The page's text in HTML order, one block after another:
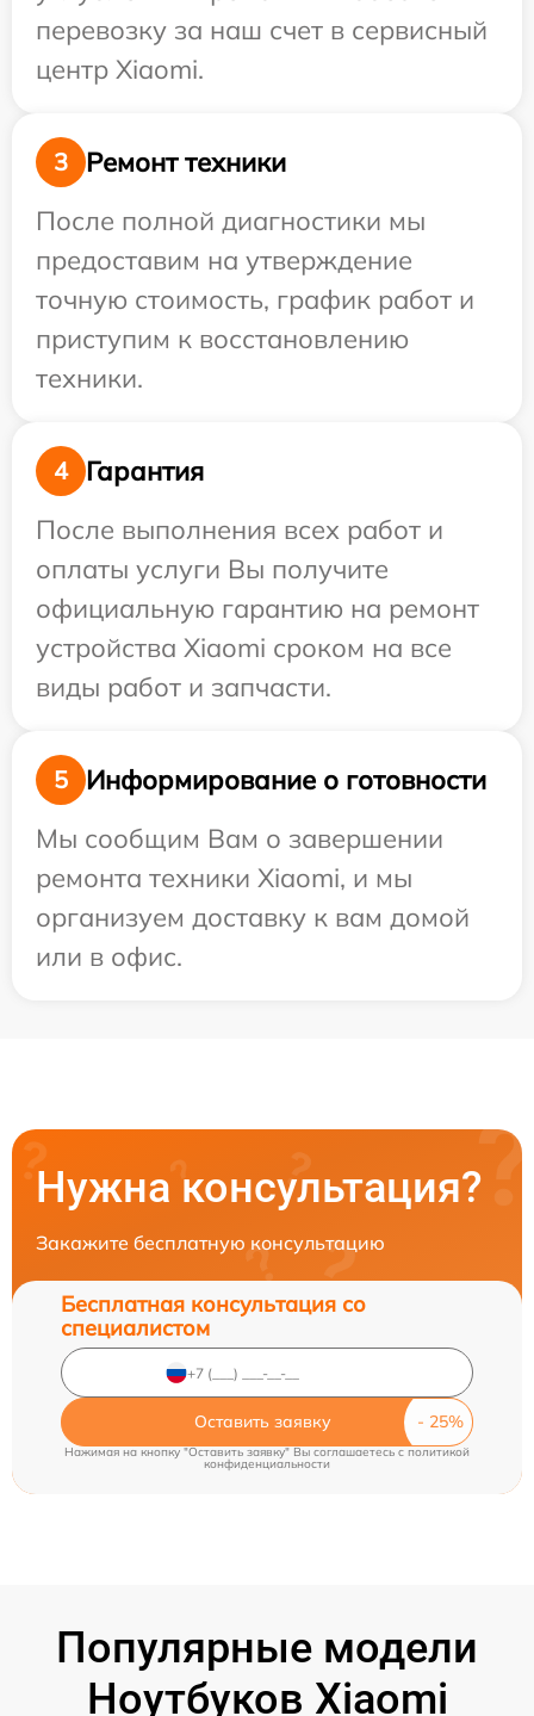
перевозку за наш счет в сервисный
центр Xiaomi.
3
Ремонт техники
После полной диагностики мы
предоставим на утверждение
точную стоимость, график работ и
приступим к восстановлению
техники.
4
Гарантия
После выполнения всех работ и
оплаты услуги Вы получите
официальную гарантию на ремонт
устройства Xiaomi сроком на все
виды работ и запчасти.
5
Информирование о готовности
Мы сообщим Вам о завершении
ремонта техники Xiaomi, и мы
организуем доставку к вам домой
или в офис.
Нужна консультация?
Закажите бесплатную консультацию
Бесплатная консультация со
специалистом
Оставить заявку
Нажимая на кнопку "Оставить заявку" Вы соглашаетесь c политикой
конфиденциальности
Популярные модели
Ноутбуков Xiaomi